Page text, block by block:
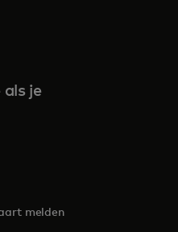
je
melden